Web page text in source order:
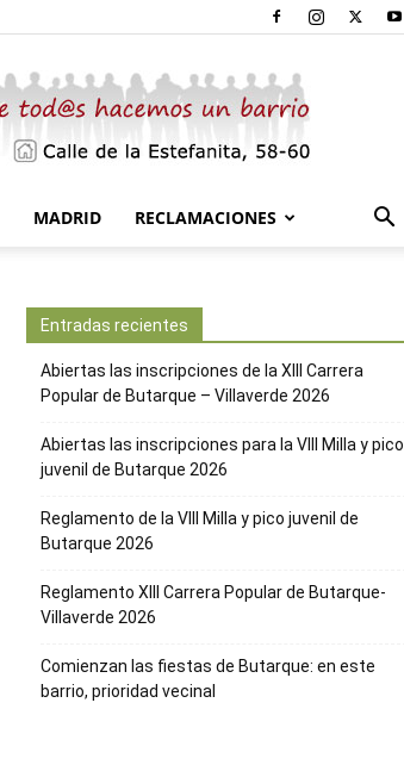
MADRID RECLAMACIONES
Entradas recientes
Abiertas las inscripciones de la XIII Carrera
Popular de Butarque – Villaverde 2026
Abiertas las inscripciones para la VIII Milla y pico
juvenil de Butarque 2026
Reglamento de la VIII Milla y pico juvenil de
Butarque 2026
Reglamento XIII Carrera Popular de Butarque-
Villaverde 2026
Comienzan las fiestas de Butarque: en este
barrio, prioridad vecinal